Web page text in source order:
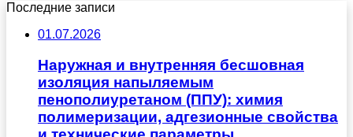
Последние записи
01.07.2026
Наружная и внутренняя бесшовная
изоляция напыляемым
пенополиуретаном (ППУ): химия
полимеризации, адгезионные свойства